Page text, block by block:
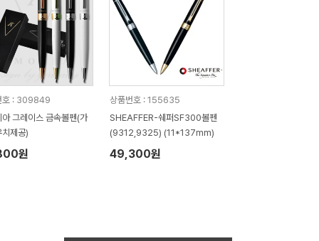
호 : 309849
아 그레이스 금속볼펜(가
제공)
원
상품번호 : 155635
SHEAFFER-쉐퍼SF300볼펜
(9312,9325) (11*137mm)
49,300원